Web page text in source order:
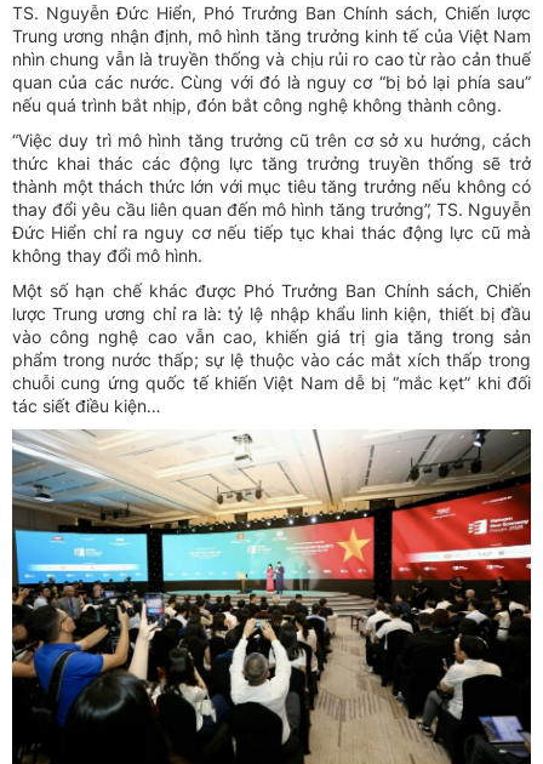
TS. Nguyễn Đức Hiển, Phó Trưởng Ban Chính sách, Chiến lược
Trung ương nhận định, mô hình tăng trưởng kinh tế của Việt Nam
nhìn chung vẫn là truyền thống và chịu rủi ro cao từ rào cản thuế
quan của các nước. Cùng với đó là nguy cơ “bị bỏ lại phía sau”
nếu quá trình bắt nhịp, đón bắt công nghệ không thành công.
“Việc duy trì mô hình tăng trưởng cũ trên cơ sở xu hướng, cách
thức khai thác các động lực tăng trưởng truyền thống sẽ trở
thành một thách thức lớn với mục tiêu tăng trưởng nếu không có
thay đổi yêu cầu liên quan đến mô hình tăng trưởng”, TS. Nguyễn
Đức Hiển chỉ ra nguy cơ nếu tiếp tục khai thác động lực cũ mà
không thay đổi mô hình.
Một số hạn chế khác được Phó Trưởng Ban Chính sách, Chiến
lược Trung ương chỉ ra là: tỷ lệ nhập khẩu linh kiện, thiết bị đầu
vào công nghệ cao vẫn cao, khiến giá trị gia tăng trong sản
phẩm trong nước thấp; sự lệ thuộc vào các mắt xích thấp trong
chuỗi cung ứng quốc tế khiến Việt Nam dễ bị “mắc kẹt” khi đối
tác siết điều kiện…